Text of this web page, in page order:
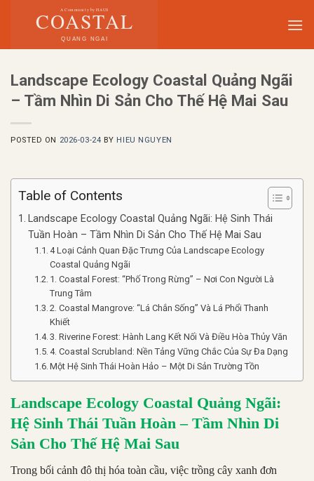
Landscape Ecology Coastal Quảng Ngãi
– Tầm Nhìn Di Sản Cho Thế Hệ Mai Sau
POSTED ON 2026-03-24 BY HIEU NGUYEN
Table of Contents
Landscape Ecology Coastal Quảng Ngãi: Hệ Sinh Thái
Tuần Hoàn – Tầm Nhìn Di Sản Cho Thế Hệ Mai Sau
4 Loại Cảnh Quan Đặc Trưng Của Landscape Ecology
Coastal Quảng Ngãi
1. Coastal Forest: “Phố Trong Rừng” – Nơi Con Người Là
Trung Tâm
2. Coastal Mangrove: “Lá Chắn Sống” Và Lá Phổi Thanh
Khiết
3. Riverine Forest: Hành Lang Kết Nối Và Điều Hòa Thủy Văn
4. Coastal Scrubland: Nền Tảng Vững Chắc Của Sự Đa Dạng
Một Hệ Sinh Thái Hoàn Hảo – Một Di Sản Trường Tồn
Landscape Ecology Coastal Quảng Ngãi:
Hệ Sinh Thái Tuần Hoàn – Tầm Nhìn Di
Sản Cho Thế Hệ Mai Sau
Trong bối cảnh đô thị hóa toàn cầu, việc trồng cây xanh đơn